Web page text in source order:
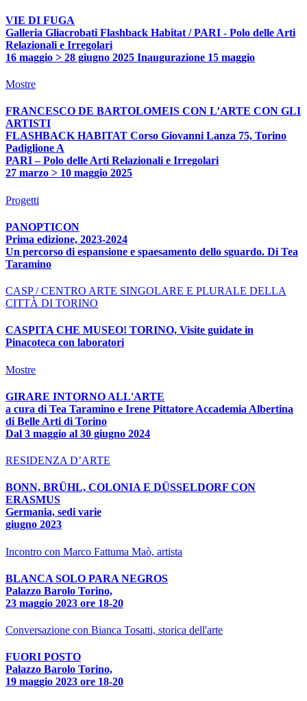
VIE DI FUGA
Galleria Gliacrobati Flashback Habitat / PARI - Polo delle Arti
Relazionali e Irregolari
16 maggio > 28 giugno 2025 Inaugurazione 15 maggio
Mostre
FRANCESCO DE BARTOLOMEIS CON L’ARTE CON GLI
ARTISTI
FLASHBACK HABITAT Corso Giovanni Lanza 75, Torino
Padiglione A
PARI – Polo delle Arti Relazionali e Irregolari
27 marzo > 10 maggio 2025
Progetti
PANOPTICON
Prima edizione, 2023-2024
Un percorso di espansione e spaesamento dello sguardo. Di Tea
Taramino
CASP / CENTRO ARTE SINGOLARE E PLURALE DELLA
CITTÀ DI TORINO
CASPITA CHE MUSEO! TORINO, Visite guidate in
Pinacoteca con laboratori
Mostre
GIRARE INTORNO ALL'ARTE
a cura di Tea Taramino e Irene Pittatore Accademia Albertina
di Belle Arti di Torino
Dal 3 maggio al 30 giugno 2024
RESIDENZA D’ARTE
BONN, BRÜHL, COLONIA E DÜSSELDORF CON
ERASMUS
Germania, sedi varie
giugno 2023
Incontro con Marco Fattuma Maò, artista
BLANCA SOLO PARA NEGROS
Palazzo Barolo Torino,
23 maggio 2023 ore 18-20
Conversazione con Bianca Tosatti, storica dell'arte
FUORI POSTO
Palazzo Barolo Torino,
19 maggio 2023 ore 18-20